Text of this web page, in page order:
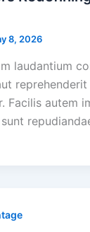
8, 2026
laudantium
Facilis autem